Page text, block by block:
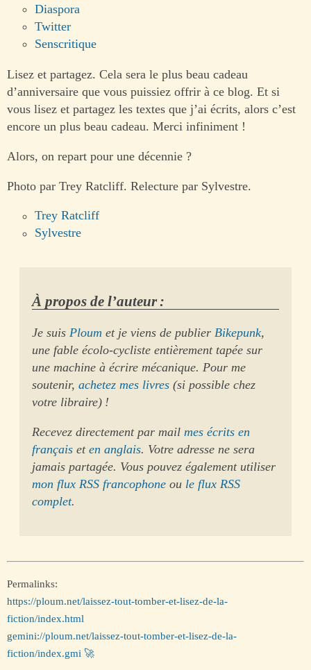
Diaspora
Twitter
Senscritique
Lisez et partagez. Cela sera le plus beau cadeau
d’anniversaire que vous puissiez offrir à ce blog. Et si
vous lisez et partagez les textes que j’ai écrits, alors c’est
encore un plus beau cadeau. Merci infiniment !
Alors, on repart pour une décennie ?
Photo par Trey Ratcliff. Relecture par Sylvestre.
Trey Ratcliff
Sylvestre
À propos de l’auteur :
Je suisPloum et je viens de publierBikepunk,
une fable écolo-cycliste entièrement tapée sur
une machine à écrire mécanique. Pour me
soutenir,achetez mes livres (si possible chez
votre libraire) !
Recevez directement par mailmes écrits en
français eten anglais. Votre adresse ne sera
jamais partagée. Vous pouvez également utiliser
mon flux RSS francophone ou le flux RSS
complet.
Permalinks:
https://ploum.net/laissez-tout-tomber-et-lisez-de-la-
fiction/index.html
gemini://ploum.net/laissez-tout-tomber-et-lisez-de-la-
fiction/index.gmi